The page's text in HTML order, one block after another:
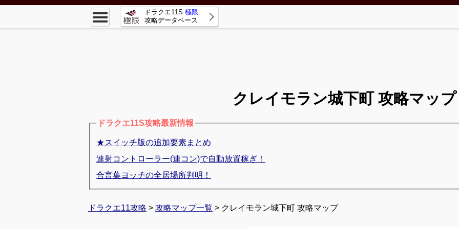
ドラクエ11S 極限
攻略データベース
クレイモラン城下町 攻略マップ
ドラクエ11S攻略最新情報
★スイッチ版の追加要素まとめ
連射コントローラー(連コン)で自動放置稼ぎ！
合言葉ヨッチの全居場所判明！
ドラクエ11攻略 > 攻略マップ一覧 > クレイモラン城下町 攻略マップ